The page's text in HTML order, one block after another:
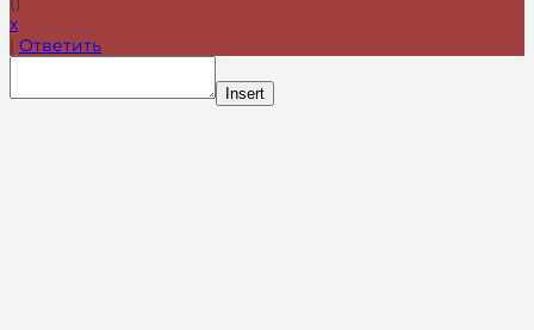
x
| Ответить
Insert